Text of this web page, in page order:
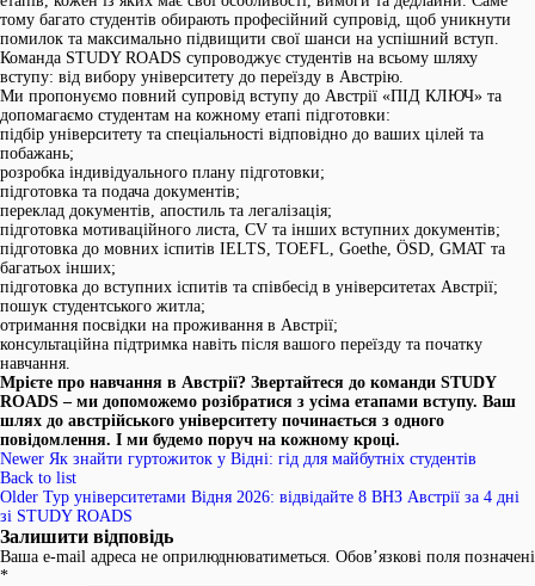
тому багато студентів обирають професійний супровід, щоб уникнути
помилок та максимально підвищити свої шанси на успішний вступ.
Команда STUDY ROADS супроводжує студентів на всьому шляху
вступу: від вибору університету до переїзду в Австрію.
Ми пропонуємо повний супровід вступу до Австрії «ПІД КЛЮЧ» та
допомагаємо студентам на кожному етапі підготовки:
підбір університету та спеціальності відповідно до ваших цілей та
побажань;
розробка індивідуального плану підготовки;
підготовка та подача документів;
переклад документів, апостиль та легалізація;
підготовка мотиваційного листа, CV та інших вступних документів;
підготовка до мовних іспитів IELTS, TOEFL, Goethe, ÖSD, GMAT та
багатьох інших;
підготовка до вступних іспитів та співбесід в університетах Австрії;
пошук студентського житла;
отримання посвідки на проживання в Австрії;
консультаційна підтримка навіть після вашого переїзду та початку
навчання.
Мрієте про навчання в Австрії? Звертайтеся до команди STUDY
ROADS – ми допоможемо розібратися з усіма етапами вступу. Ваш
шлях до австрійського університету починається з одного
повідомлення. І ми будемо поруч на кожному кроці.
Newer Як знайти гуртожиток у Відні: гід для майбутніх студентів
Back to list
Older Тур університетами Відня 2026: відвідайте 8 ВНЗ Австрії за 4 дні
зі STUDY ROADS
Залишити відповідь
Ваша e-mail адреса не оприлюднюватиметься. Обов’язкові поля позначені
*